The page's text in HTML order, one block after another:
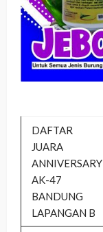
DAFTAR
JUARA
ANNIVERSARY
AK-47
BANDUNG
LAPANGAN B